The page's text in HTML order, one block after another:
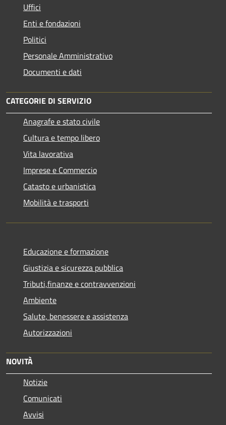
Uffici
Enti e fondazioni
Politici
Personale Amministrativo
Documenti e dati
CATEGORIE DI SERVIZIO
Anagrafe e stato civile
Cultura e tempo libero
Vita lavorativa
Imprese e Commercio
Catasto e urbanistica
Mobilità e trasporti
Educazione e formazione
Giustizia e sicurezza pubblica
Tributi,finanze e contravvenzioni
Ambiente
Salute, benessere e assistenza
Autorizzazioni
NOVITÀ
Notizie
Comunicati
Avvisi